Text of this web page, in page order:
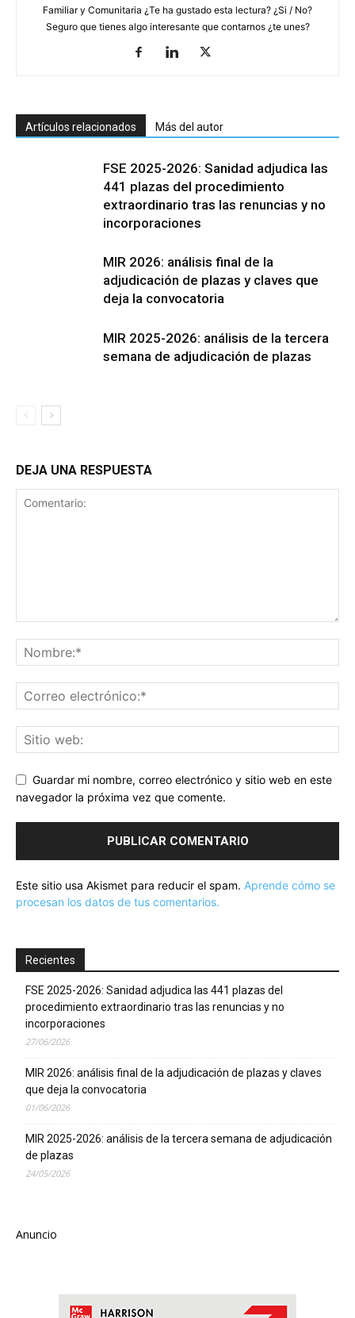
Familiar y Comunitaria ¿Te ha gustado esta lectura? ¿Si / No?
Seguro que tienes algo interesante que contarnos ¿te unes?
Artículos relacionados Más del autor
FSE 2025-2026: Sanidad adjudica las
441 plazas del procedimiento
extraordinario tras las renuncias y no
incorporaciones
MIR 2026: análisis final de la
adjudicación de plazas y claves que
deja la convocatoria
MIR 2025-2026: análisis de la tercera
semana de adjudicación de plazas
DEJA UNA RESPUESTA
Guardar mi nombre, correo electrónico y sitio web en este
navegador la próxima vez que comente.
Este sitio usa Akismet para reducir el spam. Aprende cómo se
procesan los datos de tus comentarios.
Recientes
FSE 2025-2026: Sanidad adjudica las 441 plazas del
procedimiento extraordinario tras las renuncias y no
incorporaciones
27/06/2026
MIR 2026: análisis final de la adjudicación de plazas y claves
que deja la convocatoria
01/06/2026
MIR 2025-2026: análisis de la tercera semana de adjudicación
de plazas
24/05/2026
Anuncio